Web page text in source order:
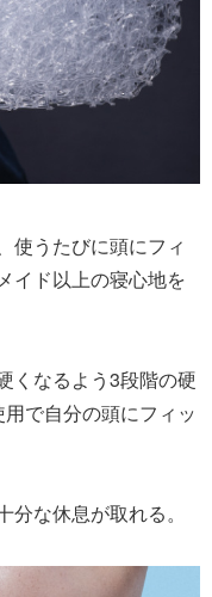
使うたびに頭にフィ
イド以上の寝心地を
くなるよう3段階の硬
で自分の頭にフィッ
な休息が取れる。